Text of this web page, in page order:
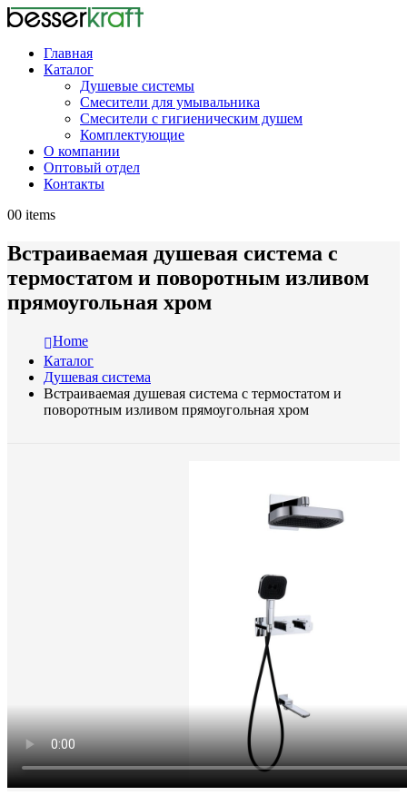
Главная
Каталог
Душевые системы
Смесители для умывальника
Смесители с гигиеническим душем
Комплектующие
О компании
Оптовый отдел
Контакты
00 items
Встраиваемая душевая система с
термостатом и поворотным изливом
прямоугольная хром
Home
Каталог
Душевая система
Встраиваемая душевая система с термостатом и
поворотным изливом прямоугольная хром